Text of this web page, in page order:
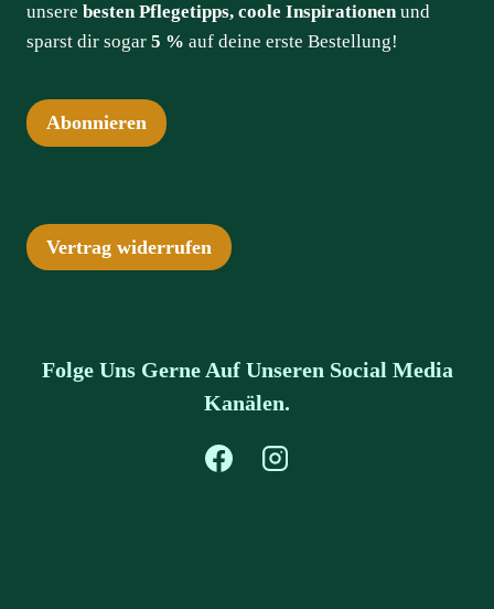
unsere besten Pflegetipps, coole Inspirationenund
sparst dir sogar 5 % auf deine erste Bestellung!
Abonnieren
Vertrag widerrufen
Folge Uns Gerne Auf Unseren Social Media
Kanälen.